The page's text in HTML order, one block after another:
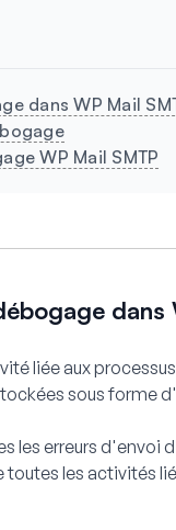
dans WP Mail
WP Mail SMTP
dans
liée aux
sous forme
les erreurs d'envoi
les activités